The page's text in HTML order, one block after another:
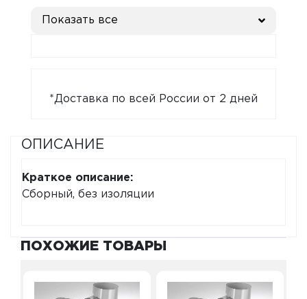
Показать все
*Доставка по всей России от 2 дней
ОПИСАНИЕ
Краткое описание:
Сборный, без изоляции
ПОХОЖИЕ ТОВАРЫ